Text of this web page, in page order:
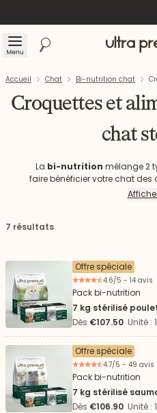
Menu Rechercher Accueil
Accueil Chat Bi-nutrition chat
Croquettes et
chat
La bi-nutrition mélange 2
faire bénéficier votre chat
de la pâtée. Cette méthode
ou les chats susceptibles
rénaux. La bi-nutrition est
alternatives pour nourrir votre
adaptée à tous les chats
7 résultats
Offre spéciale
4.6/5 - 14 avis
Pack bi-nutrition
7 kg stérilisé
Dès €107.50 Unité :
Offre spéciale
4.7/5 - 49 avis
Pack bi-nutrition
7 kg stérilisé
Dès €106.90 Unité :